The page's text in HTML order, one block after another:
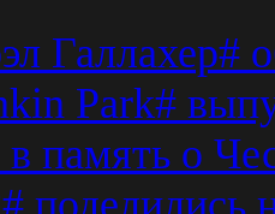
Галлахер#
Park#
память о